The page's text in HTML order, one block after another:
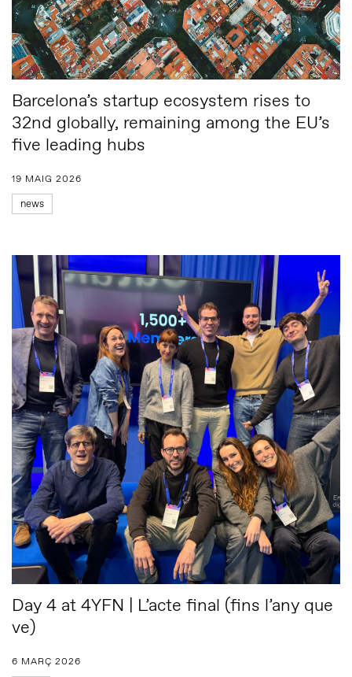
Barcelona’s startup ecosystem rises to
32nd globally, remaining among the EU’s
five leading hubs
19 MAIG 2026
news
Day 4 at 4YFN | L’acte final (fins l’any que
ve)
6 MARÇ 2026